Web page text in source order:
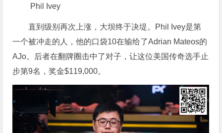
Phil Ivey
直到级别再次上涨，大坝终于决堤。Phil Ivey是第
一个被冲走的人，他的口袋10在输给了Adrian Mateos的
AJo。后者在翻牌圈击中了对子，让这位美国传奇选手止
步第9名，奖金$119,000。